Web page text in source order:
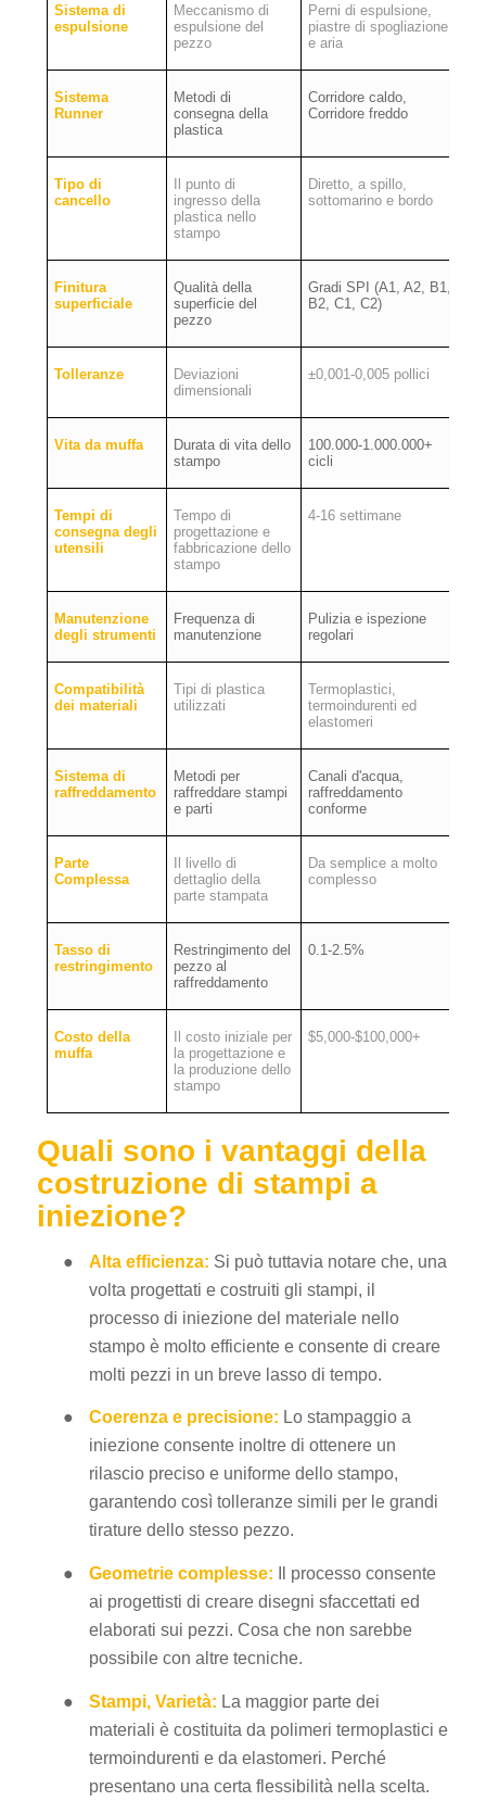
Sistema di
espulsione
Meccanismo di
espulsione del
pezzo
Perni di espulsione,
piastre di spogliazione
e aria
Sistema
Runner
Metodi di
consegna della
plastica
Corridore caldo,
Corridore freddo
Tipo di
cancello
Il punto di
ingresso della
plastica nello
stampo
Diretto, a spillo,
sottomarino e bordo
Finitura
superficiale
Qualità della
superficie del
pezzo
Gradi SPI (A1, A2, B1,
B2, C1, C2)
Tolleranze
Deviazioni
dimensionali
±0,001-0,005 pollici
Vita da muffa
Durata di vita dello
stampo
100.000-1.000.000+
cicli
Tempi di
consegna degli
utensili
Tempo di
progettazione e
fabbricazione dello
stampo
4-16 settimane
Manutenzione
degli strumenti
Frequenza di
manutenzione
Pulizia e ispezione
regolari
Compatibilità
dei materiali
Tipi di plastica
utilizzati
Termoplastici,
termoindurenti ed
elastomeri
Sistema di
raffreddamento
Metodi per
raffreddare stampi
e parti
Canali d'acqua,
raffreddamento
conforme
Parte
Complessa
Il livello di
dettaglio della
parte stampata
Da semplice a molto
complesso
Tasso di
restringimento
Restringimento del
pezzo al
raffreddamento
0.1-2.5%
Costo della
muffa
Il costo iniziale per
la progettazione e
la produzione dello
stampo
$5,000-$100,000+
Quali sono i vantaggi della
costruzione di stampi a
iniezione?
● Alta efficienza: Si può tuttavia notare che, una
volta progettati e costruiti gli stampi, il
processo di iniezione del materiale nello
stampo è molto efficiente e consente di creare
molti pezzi in un breve lasso di tempo.
● Coerenza e precisione: Lo stampaggio a
iniezione consente inoltre di ottenere un
rilascio preciso e uniforme dello stampo,
garantendo così tolleranze simili per le grandi
tirature dello stesso pezzo.
● Geometrie complesse:
Il processo consente
ai progettisti di creare disegni sfaccettati ed
elaborati sui pezzi. Cosa che non sarebbe
possibile con altre tecniche.
● Stampi, Varietà: La maggior parte dei
materiali è costituita da polimeri termoplastici e
termoindurenti e da elastomeri. Perché
presentano una certa flessibilità nella scelta.